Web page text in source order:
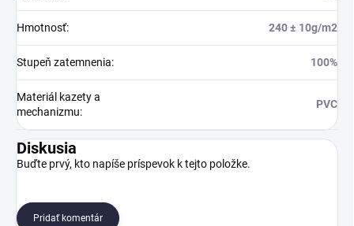
Hmotnosť: 240 ± 10g/m2
Stupeň zatemnenia: 100%
Materiál kazety a
mechanizmu:
PVC
Diskusia
Buďte prvý, kto napíše príspevok k tejto položke.
Pridať komentár